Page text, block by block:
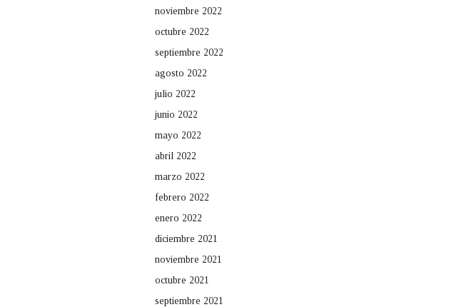
noviembre 2022
octubre 2022
septiembre 2022
agosto 2022
julio 2022
junio 2022
mayo 2022
abril 2022
marzo 2022
febrero 2022
enero 2022
diciembre 2021
noviembre 2021
octubre 2021
septiembre 2021